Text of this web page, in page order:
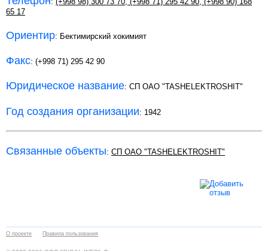
65 17
Ориентир: Бектимирский хокимият
Факс: (+998 71) 295 42 90
Юридическое название: СП ОАО "TASHELEKTROSHIT"
Год создания организации: 1942
Связанные объекты: СП ОАО "TASHELEKTROSHIT"
О проекте Правила пользования